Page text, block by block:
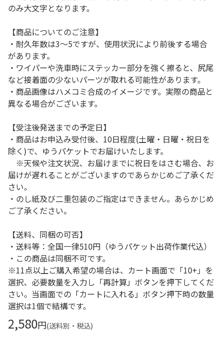
のみ大文字となります。
【商品についてのご注意】
・耐久年数は3～5ですが、使用状況により前後する場合
があります。
・ワイパーや洗車時にステッカー部分を強く擦ると、尻尾
など接着面の少ないパーツが取れる可能性があります。
・商品画像はハメコミ合成のイメージです。実際の商品と
異なる場合がございます。
【受注後発送までの予定日】
・商品はお申込み受付後、10日程度(土曜・日曜・祝日を
除く)で、ゆうパケットでお届けいたします。
※天候や注文状況、お届けまでに祝日をはさむ場合、お
届けが遅れることがございますのであらかじめご了承くだ
さい。
・のし紙及び二重包装のご指定はできません。あらかじめ
ご了承ください。
【送料、同梱の可否】
・送料等：全国一律510円（ゆうパケット出荷作業代込）
・この商品は同梱不可です。
※11点以上ご購入希望の場合は、カート画面で「10+」を
選択、必要数量を入力し「再計算」ボタンを押下してくだ
さい。当画面での「カートに入れる」ボタン押下時の数量
選択は1個で結構です。
2,580円(送料別・税込)